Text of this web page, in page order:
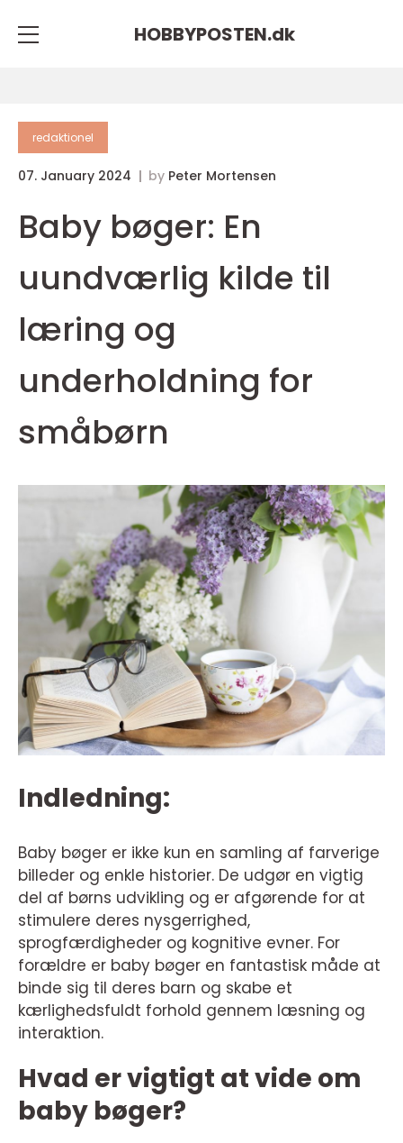
HOBBYPOSTEN.dk
redaktionel
07. January 2024 by Peter Mortensen
Baby bøger: En
uundværlig kilde til
læring og
underholdning for
småbørn
Indledning:
Baby bøger er ikke kun en samling af farverige
billeder og enkle historier. De udgør en vigtig
del af børns udvikling og er afgørende for at
stimulere deres nysgerrighed,
sprogfærdigheder og kognitive evner. For
forældre er baby bøger en fantastisk måde at
binde sig til deres barn og skabe et
kærlighedsfuldt forhold gennem læsning og
interaktion.
Hvad er vigtigt at vide om
baby bøger?